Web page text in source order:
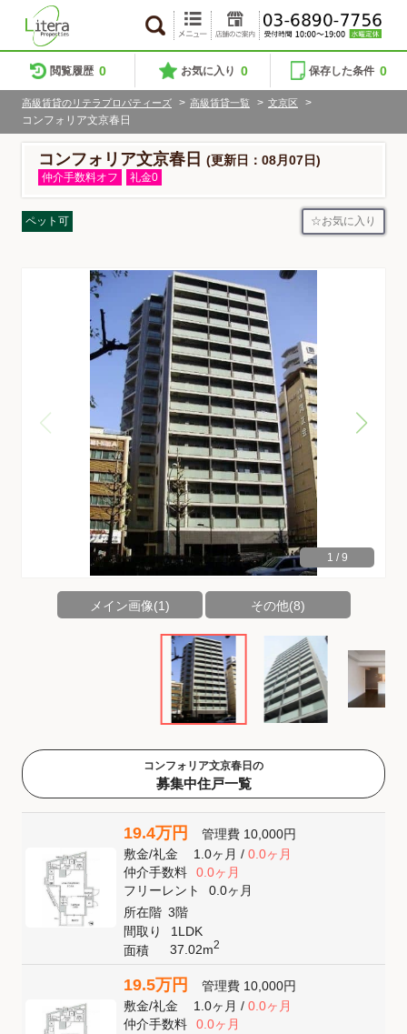
閲覧履歴 0 お気に入り 0 保存した条件 0
高級賃貸のリテラプロパティーズ > 高級賃貸一覧 > 文京区
>
コンフォリア文京春日
コンフォリア文京春日 (更新日：08月07日)
仲介手数料オフ 礼金0
ペット可 お気に入り
1 / 9
メイン画像(1) その他(8)
コンフォリア文京春日の
募集中住戸一覧
19.4万円 管理費 10,000円
敷金/礼金 1.0ヶ月/ 0.0ヶ月
仲介手数料
0.0ヶ月
フリーレント
0.0ヶ月
所在階 3階
間取り
1LDK
面積
37.02m2
19.5万円 管理費 10,000円
敷金/礼金 1.0ヶ月/ 0.0ヶ月
仲介手数料
0.0ヶ月